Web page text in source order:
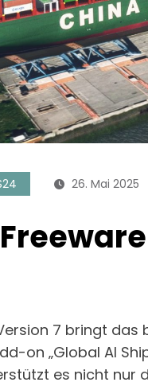
26. Mai 2025
7 bringt das
on „Global AI
es nicht nur